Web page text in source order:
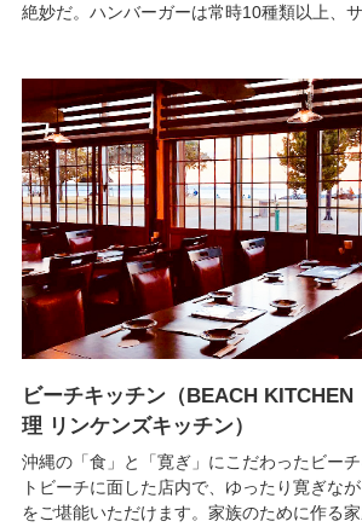
絶妙だ。ハンバーガーは常時10種類以上、サ
ビーチキッチン（BEACH
理 リンケンズキッチン）
沖縄の「食」と「寛ぎ」にこだわったビー
トビーチに面した店内で、ゆったり寛ぎな
をご堪能いただけます。家族のために作る